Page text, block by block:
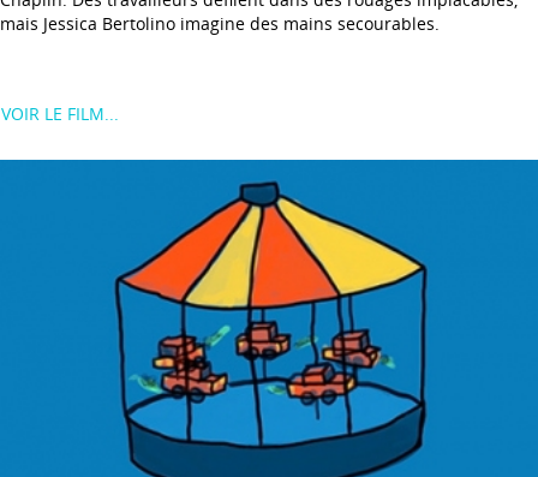
mais Jessica Bertolino imagine des mains secourables.
VOIR LE FILM...